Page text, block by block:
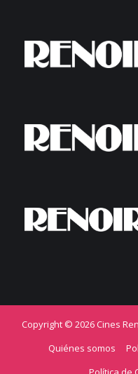
Copyright © 2026 Cines
Quiénes somos